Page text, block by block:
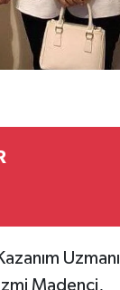
Uzmanı
Madenci,